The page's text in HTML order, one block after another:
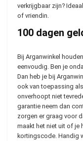
verkrijgbaar zijn?
of vriendin.
100 dagen
Bij Arganwinkel
eenvoudig. Ben je
Dan heb je bij
ook van toepassing
onverhoopt niet
garantie neem dan
zorgen er graag voor
maakt het niet uit of je
kortingscode. Handig